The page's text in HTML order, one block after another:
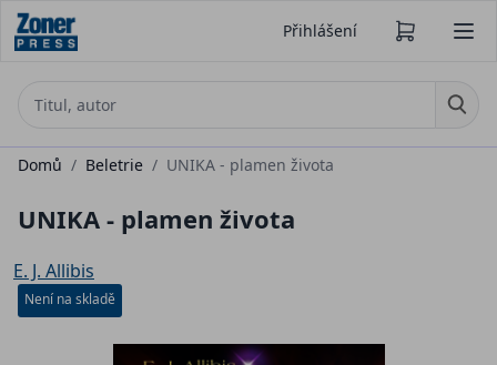
Přihlášení
Domů / Beletrie / UNIKA - plamen života
UNIKA - plamen života
E. J. Allibis
Není na skladě